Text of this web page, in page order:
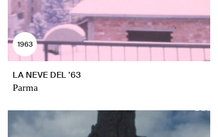
1963
LA NEVE DEL '63
Parma